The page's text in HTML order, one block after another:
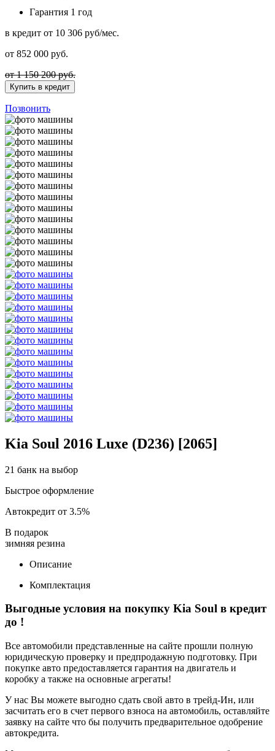
Гарантия 1 год
в кредит от 10 306 руб/мес.
от 852 000 руб.
от 1 150 200 руб.
Купить в кредит
Позвонить
Kia Soul 2016 Luxe (D236) [2065]
21 банк на выбор
Быстрое оформление
Автокредит от 3.5%
В подарок
зимняя резина
Описание
Комплектация
Выгодные условия на покупку Kia Soul в кредит
до !
Все автомобили представленные на сайте прошли полную
юридическую проверку и предпродажную подготовку. При
покупке авто предоставляется гарантия на двигатель и
коробку а также на основные агрегаты!
У нас Вы можете выгодно сдать свой авто в трейд-Ин, или
засчитать его в счет первого взноса на автомобиль, оставляйте
заявку на сайте что бы получить предварительное одобрение
автокредита.